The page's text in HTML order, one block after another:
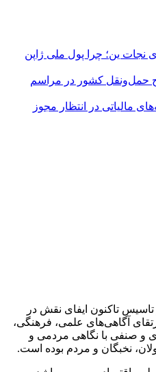
نجات ین؛ چرا پول ملی ژاپن
حمل‌ونقل کشور در مراسم
مالیاتی در انتظار مجوز
تاکنون ایفای نقش در
آگاهی‌های علمی، فرهنگی،
و صنفی با نگاهی مردمی و
نخبگان و مردم بوده است.